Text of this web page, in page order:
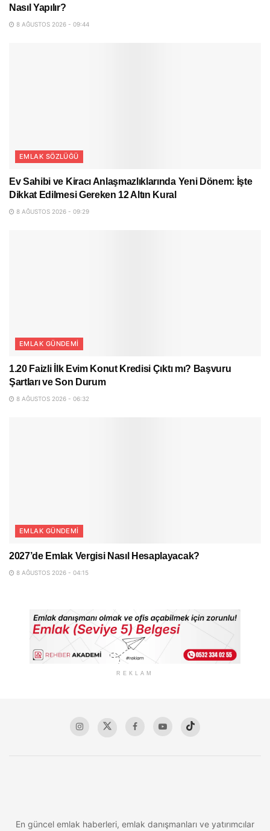
Nasıl Yapılır?
8 AĞUSTOS 2026 - 09:44
EMLAK SÖZLÜĞÜ
Ev Sahibi ve Kiracı Anlaşmazlıklarında Yeni Dönem: İşte
Dikkat Edilmesi Gereken 12 Altın Kural
8 AĞUSTOS 2026 - 09:29
EMLAK GÜNDEMI
1.20 Faizli İlk Evim Konut Kredisi Çıktı mı? Başvuru
Şartları ve Son Durum
8 AĞUSTOS 2026 - 06:32
EMLAK GÜNDEMI
2027’de Emlak Vergisi Nasıl Hesaplayacak?
8 AĞUSTOS 2026 - 04:15
REKLAM
En güncel emlak haberleri, emlak danışmanları ve yatırımcılar